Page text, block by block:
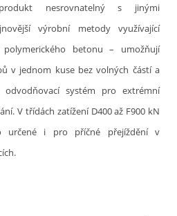
nesrovnatelný s jinými
výrobní metody využívající
betonu – umožňují
v jednom kuse bez volných částí a
odvodňovací systém pro extrémní
V třídách zatížení D400 až F900 kN
určené i pro příčné přejíždění v